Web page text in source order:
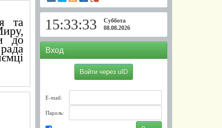
та
до
15:33:33
Суббота
08.08.2026
Вход
Войти через uID
E-mail:
Пароль: